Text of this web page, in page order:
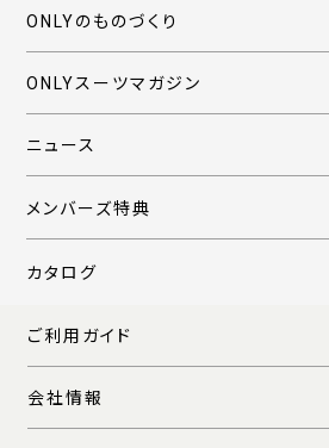
ONLYのものづくり
ONLYスーツマガジン
ニュース
メンバーズ特典
カタログ
ご利用ガイド
会社情報